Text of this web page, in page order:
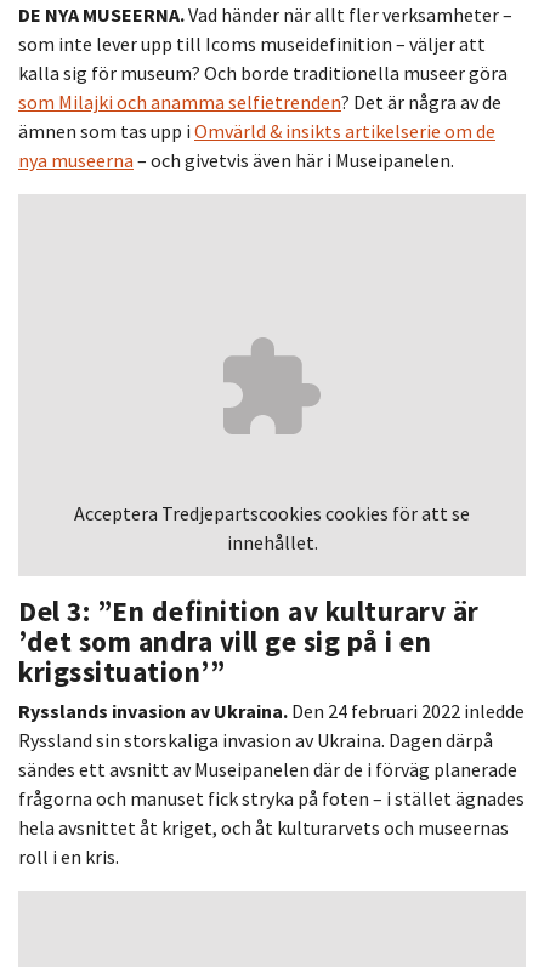
DE NYA MUSEERNA.Vad händer när allt fler verksamheter –
som inte lever upp till Icoms museidefinition – väljer att
kalla sig för museum? Och borde traditionella museer göra
som Milajki och anamma selfietrenden? Det är några av de
ämnen som tas upp i Omvärld & insikts artikelserie om de
nya museerna – och givetvis även här i Museipanelen.
Acceptera Tredjepartscookies cookies för att se
innehållet.
Del 3: ”En definition av kulturarv är
’det som andra vill ge sig på i en
krigssituation’”
Rysslands invasion av Ukraina. Den 24 februari 2022 inledde
Ryssland sin storskaliga invasion av Ukraina. Dagen därpå
sändes ett avsnitt av Museipanelen där de i förväg planerade
frågorna och manuset fick stryka på foten – i stället ägnades
hela avsnittet åt kriget, och åt kulturarvets och museernas
roll i en kris.